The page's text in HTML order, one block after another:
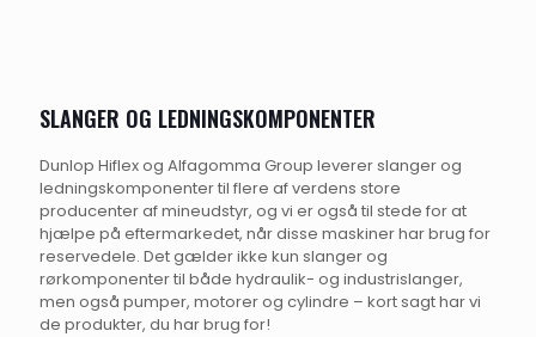
SLANGER OG LEDNINGSKOMPONENTER
Dunlop Hiflex og Alfagomma Group leverer slanger og
ledningskomponenter til flere af verdens store
producenter af mineudstyr, og vi er også til stede for at
hjælpe på eftermarkedet, når disse maskiner har brug for
reservedele. Det gælder ikke kun slanger og
rørkomponenter til både hydraulik- og industrislanger,
men også pumper, motorer og cylindre – kort sagt har vi
de produkter, du har brug for!